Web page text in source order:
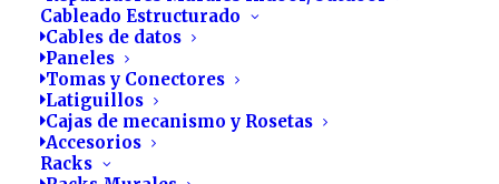
Cableado Estructurado
Cables de datos
Paneles
Tomas y Conectores
Latiguillos
Cajas de mecanismo y Rosetas
Accesorios
Racks
Fabricación de racks, bastidores y
componentes: taller propio donde
trabajamos la chapa de acero,
aluminio y acero inoxidable